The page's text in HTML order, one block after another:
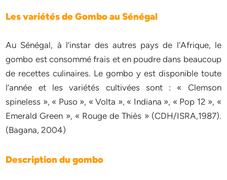
Les variétés de Gombo au Sénégal
Au Sénégal, à l’instar des autres pays de l’Afrique, le
gombo est consommé frais et en poudre dans beaucoup
de recettes culinaires. Le gombo y est disponible toute
l’année et les variétés cultivées sont : « Clemson
spineless », « Puso », « Volta », « Indiana », « Pop 12 », «
Emerald Green », « Rouge de Thiès » (CDH/ISRA,1987).
(Bagana, 2004)
Description du gombo